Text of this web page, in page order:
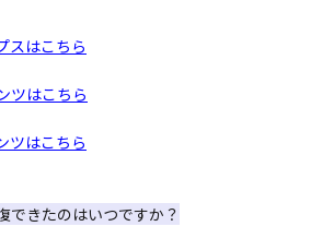
スはこちら
ツはこちら
ツはこちら
できたのはいつですか？